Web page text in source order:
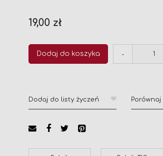
19,00 zł
Dodaj do koszyka -
Dodaj do listy życzeń Porównaj